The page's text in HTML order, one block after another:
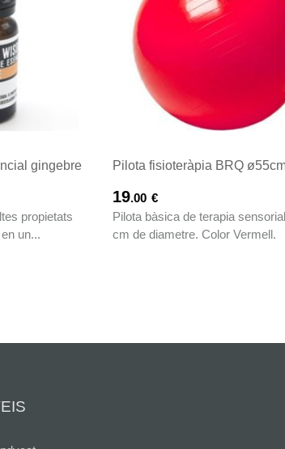
gingebre
propietats
un...
Pilota fisioteràpia BRQ
19.00 €
Pilota bàsica de terapia
cm de diametre. Color Vermell.